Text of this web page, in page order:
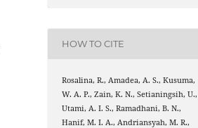
HOW TO CITE
Rosalina, R., Amadea, A. S., Kusuma,
W. A. P., Zain, K. N., Setianingsih, U.,
Utami, A. I. S., Ramadhani, B. N.,
Hanif, M. I. A., Andriansyah, M. R.,